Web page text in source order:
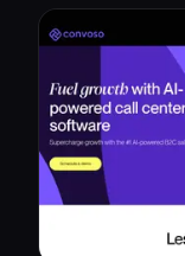
सभी श्रेणियाँ
हमारे बारे में